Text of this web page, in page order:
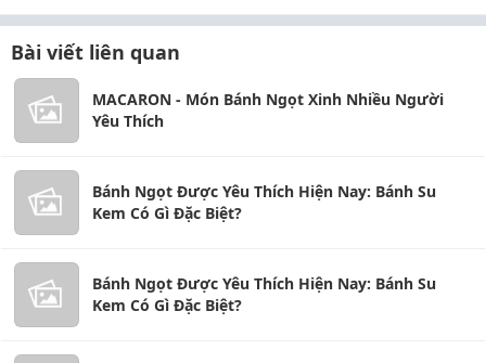
Bài viết liên quan
MACARON - Món Bánh Ngọt Xinh Nhiều Người
Yêu Thích
Bánh Ngọt Được Yêu Thích Hiện Nay: Bánh Su
Kem Có Gì Đặc Biệt?
Bánh Ngọt Được Yêu Thích Hiện Nay: Bánh Su
Kem Có Gì Đặc Biệt?